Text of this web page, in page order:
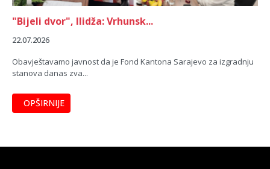
"Bijeli dvor", Ilidža: Vrhunsk...
22.07.2026
Obavještavamo javnost da je Fond Kantona Sarajevo za izgradnju
stanova danas zva...
OPŠIRNIJE